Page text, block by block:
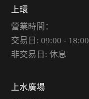
上環
營業時間：
交易日: 09:00 - 18:00
非交易日: 休息
上水廣場